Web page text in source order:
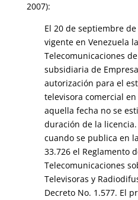
2007):
El 20 de septiembre
vigente en Venezuela
Telecomunicaciones
subsidiaria de
autorización para el
televisora comercial
aquella fecha no se
duración de la licencia.
cuando se publica en
33.726 el Reglamento
Telecomunicaciones
Televisoras y
Decreto No. 1.577. El